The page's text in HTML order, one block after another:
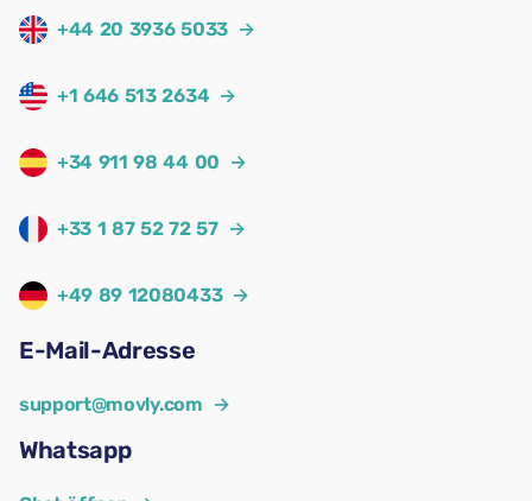
+44 20 3936 5033 →
+1 646 513 2634 →
+34 911 98 44 00 →
+33 1 87 52 72 57 →
+49 89 12080433 →
E-Mail-Adresse
support@movly.com →
Whatsapp